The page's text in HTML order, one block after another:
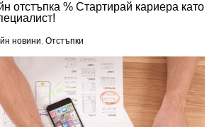
отстъпка % Стартирай кариера като
новини, Отстъпки